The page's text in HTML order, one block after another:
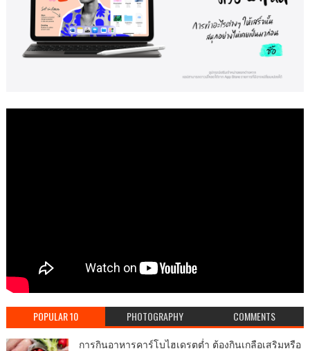
POPULAR 10 PHOTOGRAPHY COMMENTS
การกินอาหารคาร์โบไฮเดรตต่ำ ต้องกินเกลือเสริมหรือ